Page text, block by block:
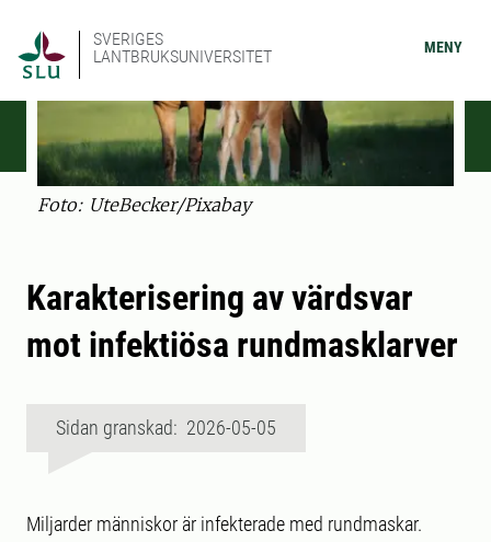
SVERIGES
LANTBRUKSUNIVERSITET
MENY
Foto: UteBecker/Pixabay
Karakterisering av värdsvar
mot infektiösa rundmasklarver
Sidan granskad: 2026-05-05
Miljarder människor är infekterade med rundmaskar.